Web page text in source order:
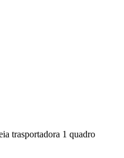
trasportadora 1 quadro